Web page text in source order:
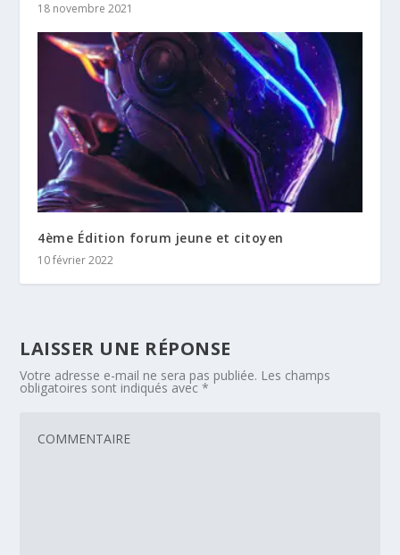
18 novembre 2021
4ème Édition forum jeune et citoyen
10 février 2022
LAISSER UNE RÉPONSE
Votre adresse e-mail ne sera pas publiée. Les champs
obligatoires sont indiqués avec*